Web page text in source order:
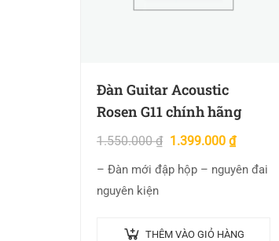
Đàn Guitar Acoustic
Rosen G11 chính hãng
1.550.000₫ 1.399.000 ₫
– Đàn mới đập hộp – nguyên đai
nguyên kiện
THÊM VÀO GIỎ HÀNG